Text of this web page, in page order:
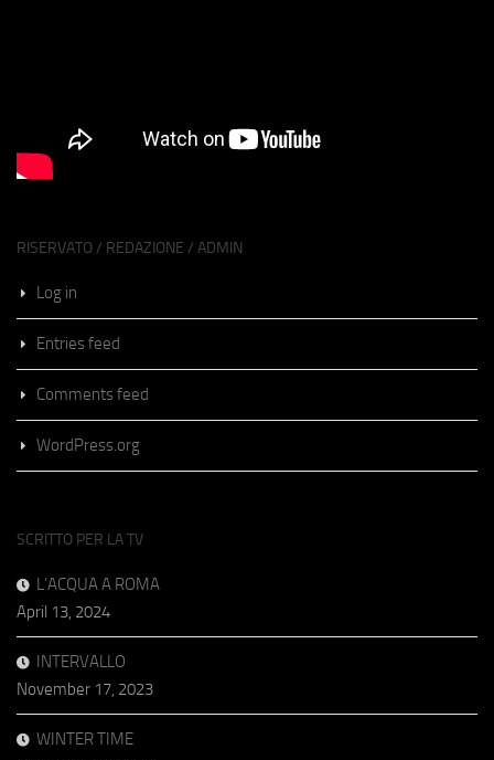
RISERVATO / REDAZIONE / ADMIN
Log in
Entries feed
Comments feed
WordPress.org
SCRITTO PER LA TV
L’ACQUA A ROMA
April 13, 2024
INTERVALLO
November 17, 2023
WINTER TIME